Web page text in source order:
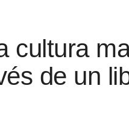
cultura
de un